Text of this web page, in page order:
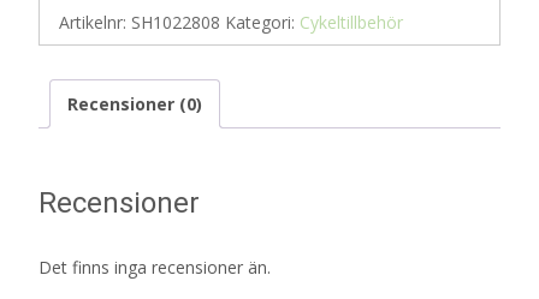
Artikelnr: SH1022808 Kategori: Cykeltillbehör
Recensioner (0)
Recensioner
Det finns inga recensioner än.